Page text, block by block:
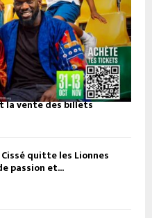
la vente des billets
quitte les Lionnes
passion et...